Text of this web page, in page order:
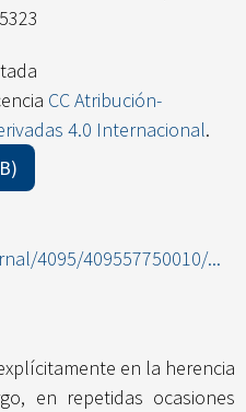
CC Atribución-
4.0 Internacional.
4095/409557750010/...
en la herencia
en repetidas ocasiones